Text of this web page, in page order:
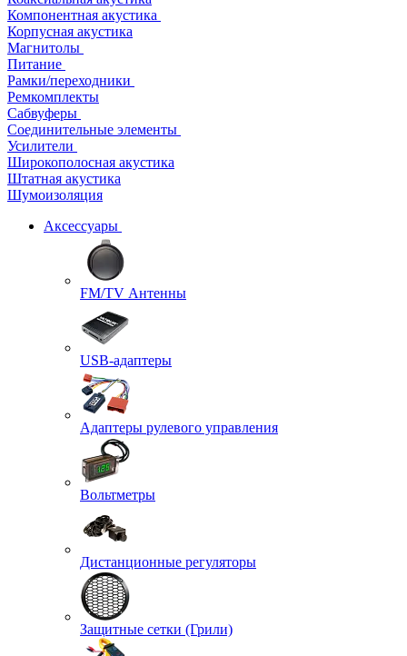
Компонентная акустика
Корпусная акустика
Магнитолы
Питание
Рамки/переходники
Ремкомплекты
Сабвуферы
Соединительные элементы
Усилители
Широкополосная акустика
Штатная акустика
Шумоизоляция
Аксессуары
FM/TV Антенны
USB-адаптеры
Адаптеры рулевого управления
Вольтметры
Дистанционные регуляторы
Защитные сетки (Грили)